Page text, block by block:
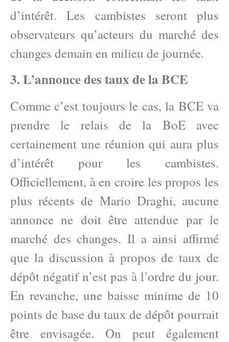
d’intérêt. Les cambistes seront plus
observateurs qu’acteurs du marché des
changes demain en milieu de journée.
3. L’annonce des taux de la BCE
Comme c’est toujours le cas, la BCE va
prendre le relais de la BoE avec
certainement une réunion qui aura plus
d’intérêt pour les cambistes.
Officiellement, à en croire les propos les
plus récents de Mario Draghi, aucune
annonce ne doit être attendue par le
marché des changes. Il a ainsi affirmé
que la discussion à propos de taux de
dépôt négatif n’est pas à l’ordre du jour.
En revanche, une baisse minime de 10
points de base du taux de dépôt pourrait
être envisagée. On peut également